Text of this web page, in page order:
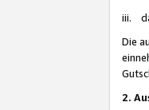
iii.
Die
2.